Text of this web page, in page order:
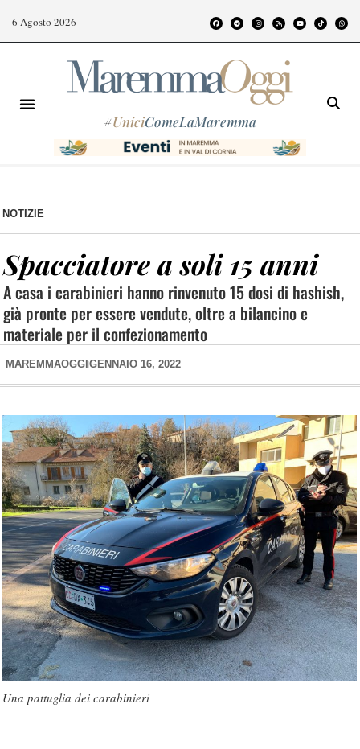
6 Agosto 2026
#UniciComeLaMaremma
NOTIZIE
Spacciatore a soli 15 anni
A casa i carabinieri hanno rinvenuto 15 dosi di hashish,
già pronte per essere vendute, oltre a bilancino e
materiale per il confezionamento
MAREMMAOGGI GENNAIO 16, 2022
Una pattuglia dei carabinieri